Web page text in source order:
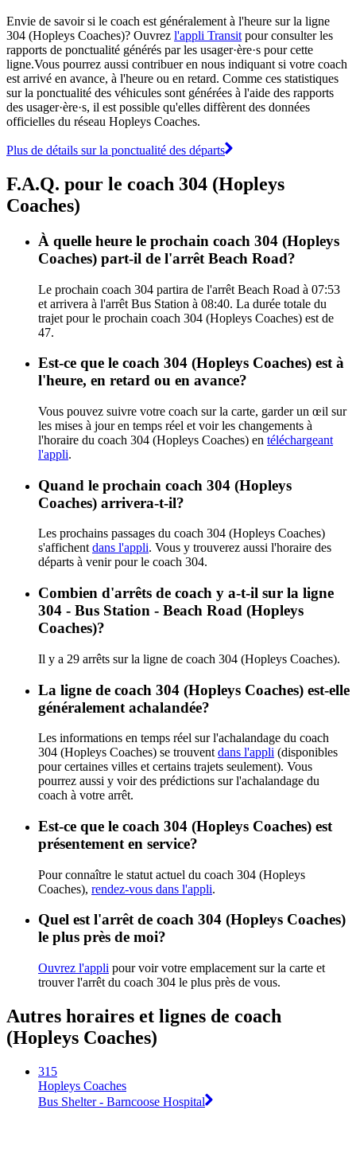
Envie de savoir si le coach est généralement à l'heure sur la ligne
304 (Hopleys Coaches)? Ouvrez l'appli Transit pour consulter les
rapports de ponctualité générés par les usager·ère·s pour cette
ligne.Vous pourrez aussi contribuer en nous indiquant si votre coach
est arrivé en avance, à l'heure ou en retard. Comme ces statistiques
sur la ponctualité des véhicules sont générées à l'aide des rapports
des usager·ère·s, il est possible qu'elles diffèrent des données
officielles du réseau Hopleys Coaches.
Plus de détails sur la ponctualité des départs
F.A.Q. pour le coach 304 (Hopleys
Coaches)
À quelle heure le prochain coach 304 (Hopleys
Coaches) part-il de l'arrêt Beach Road?
Le prochain coach 304 partira de l'arrêt Beach Road à 07:53
et arrivera à l'arrêt Bus Station à 08:40. La durée totale du
trajet pour le prochain coach 304 (Hopleys Coaches) est de
47.
Est-ce que le coach 304 (Hopleys Coaches) est à
l'heure, en retard ou en avance?
Vous pouvez suivre votre coach sur la carte, garder un œil sur
les mises à jour en temps réel et voir les changements à
l'horaire du coach 304 (Hopleys Coaches) en téléchargeant
l'appli.
Quand le prochain coach 304 (Hopleys
Coaches) arrivera-t-il?
Les prochains passages du coach 304 (Hopleys Coaches)
s'affichent dans l'appli. Vous y trouverez aussi l'horaire des
départs à venir pour le coach 304.
Combien d'arrêts de coach y a-t-il sur la ligne
304 - Bus Station - Beach Road (Hopleys
Coaches)?
Il y a 29 arrêts sur la ligne de coach 304 (Hopleys Coaches).
La ligne de coach 304 (Hopleys Coaches) est-elle
généralement achalandée?
Les informations en temps réel sur l'achalandage du coach
304 (Hopleys Coaches) se trouvent dans l'appli (disponibles
pour certaines villes et certains trajets seulement). Vous
pourrez aussi y voir des prédictions sur l'achalandage du
coach à votre arrêt.
Est-ce que le coach 304 (Hopleys Coaches) est
présentement en service?
Pour connaître le statut actuel du coach 304 (Hopleys
Coaches), rendez-vous dans l'appli.
Quel est l'arrêt de coach 304 (Hopleys Coaches)
le plus près de moi?
Ouvrez l'appli pour voir votre emplacement sur la carte et
trouver l'arrêt du coach 304 le plus près de vous.
Autres horaires et lignes de coach
(Hopleys Coaches)
315
Hopleys Coaches
Bus Shelter - Barncoose Hospital